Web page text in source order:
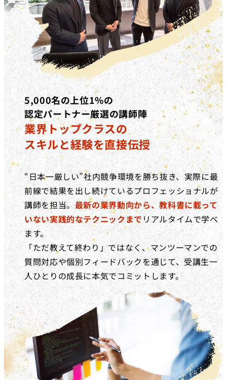
5,000名の上位1%の
認定パートナー厳選の講師陣
業界トップクラスの
スキルと経験を直接伝授
“日本一厳しい”社内競争環境を勝ち抜き、実際に最
前線で結果を出し続けているプロフェッショナルが
講師を担当。 最新の業界動向から、教科書に載って
いない実践的なテクニックまで リアルタイムで学べ
ます。
「ただ教えて終わり」ではなく、マンツーマンでの
質問対応や個別フィードバックを通じて、受講生一
人ひとりの成長に本気でコミットします。